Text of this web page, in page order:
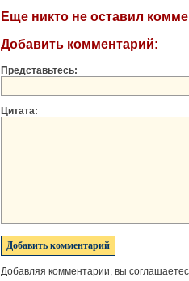
Еще никто не оставил
Добавить комментарий:
Представьтесь:
Цитата:
Добавляя комментарии, вы